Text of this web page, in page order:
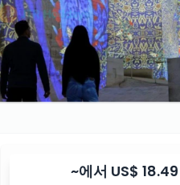
~에서 US$ 18.49